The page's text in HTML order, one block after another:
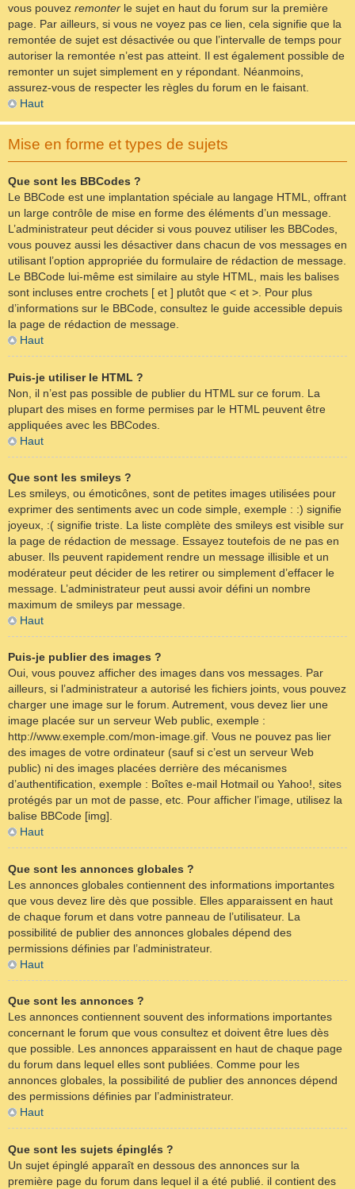
vous pouvez remonter le sujet en haut du forum sur la première
page. Par ailleurs, si vous ne voyez pas ce lien, cela signifie que la
remontée de sujet est désactivée ou que l’intervalle de temps pour
autoriser la remontée n’est pas atteint. Il est également possible de
remonter un sujet simplement en y répondant. Néanmoins,
assurez-vous de respecter les règles du forum en le faisant.
Haut
Mise en forme et types de sujets
Que sont les BBCodes ?
Le BBCode est une implantation spéciale au langage HTML, offrant
un large contrôle de mise en forme des éléments d’un message.
L’administrateur peut décider si vous pouvez utiliser les BBCodes,
vous pouvez aussi les désactiver dans chacun de vos messages en
utilisant l’option appropriée du formulaire de rédaction de message.
Le BBCode lui-même est similaire au style HTML, mais les balises
sont incluses entre crochets [ et ] plutôt que < et >. Pour plus
d’informations sur le BBCode, consultez le guide accessible depuis
la page de rédaction de message.
Haut
Puis-je utiliser le HTML ?
Non, il n’est pas possible de publier du HTML sur ce forum. La
plupart des mises en forme permises par le HTML peuvent être
appliquées avec les BBCodes.
Haut
Que sont les smileys ?
Les smileys, ou émoticônes, sont de petites images utilisées pour
exprimer des sentiments avec un code simple, exemple : :) signifie
joyeux, :( signifie triste. La liste complète des smileys est visible sur
la page de rédaction de message. Essayez toutefois de ne pas en
abuser. Ils peuvent rapidement rendre un message illisible et un
modérateur peut décider de les retirer ou simplement d’effacer le
message. L’administrateur peut aussi avoir défini un nombre
maximum de smileys par message.
Haut
Puis-je publier des images ?
Oui, vous pouvez afficher des images dans vos messages. Par
ailleurs, si l’administrateur a autorisé les fichiers joints, vous pouvez
charger une image sur le forum. Autrement, vous devez lier une
image placée sur un serveur Web public, exemple :
http://www.exemple.com/mon-image.gif. Vous ne pouvez pas lier
des images de votre ordinateur (sauf si c’est un serveur Web
public) ni des images placées derrière des mécanismes
d’authentification, exemple : Boîtes e-mail Hotmail ou Yahoo!, sites
protégés par un mot de passe, etc. Pour afficher l’image, utilisez la
balise BBCode [img].
Haut
Que sont les annonces globales ?
Les annonces globales contiennent des informations importantes
que vous devez lire dès que possible. Elles apparaissent en haut
de chaque forum et dans votre panneau de l’utilisateur. La
possibilité de publier des annonces globales dépend des
permissions définies par l’administrateur.
Haut
Que sont les annonces ?
Les annonces contiennent souvent des informations importantes
concernant le forum que vous consultez et doivent être lues dès
que possible. Les annonces apparaissent en haut de chaque page
du forum dans lequel elles sont publiées. Comme pour les
annonces globales, la possibilité de publier des annonces dépend
des permissions définies par l’administrateur.
Haut
Que sont les sujets épinglés ?
Un sujet épinglé apparaît en dessous des annonces sur la
première page du forum dans lequel il a été publié. il contient des